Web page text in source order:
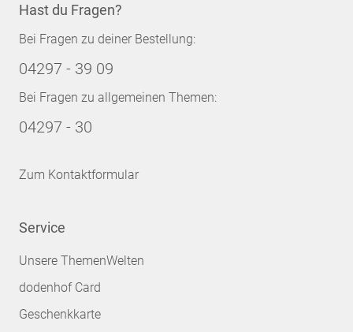
Hast du Fragen?
Bei Fragen zu deiner Bestellung:
04297 - 39 09
Bei Fragen zu allgemeinen Themen:
04297 - 30
Zum Kontaktformular
Service
Unsere ThemenWelten
dodenhof Card
Geschenkkarte